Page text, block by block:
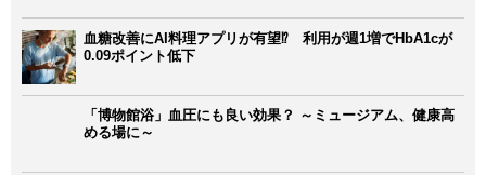
血糖改善にAI料理アプリが有望⁉ 利用が週1増でHbA1cが
0.09ポイント低下
「博物館浴」血圧にも良い効果？ ～ミュージアム、健康高
める場に～